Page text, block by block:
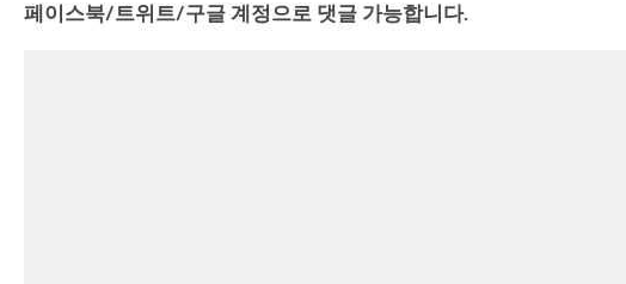
페이스북/트위트/구글 계정으로 댓글 가능합니다.